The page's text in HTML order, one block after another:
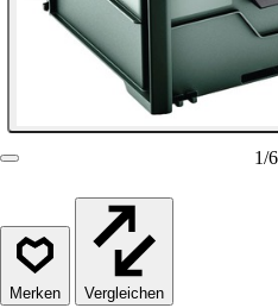
1/6
Vergleichen